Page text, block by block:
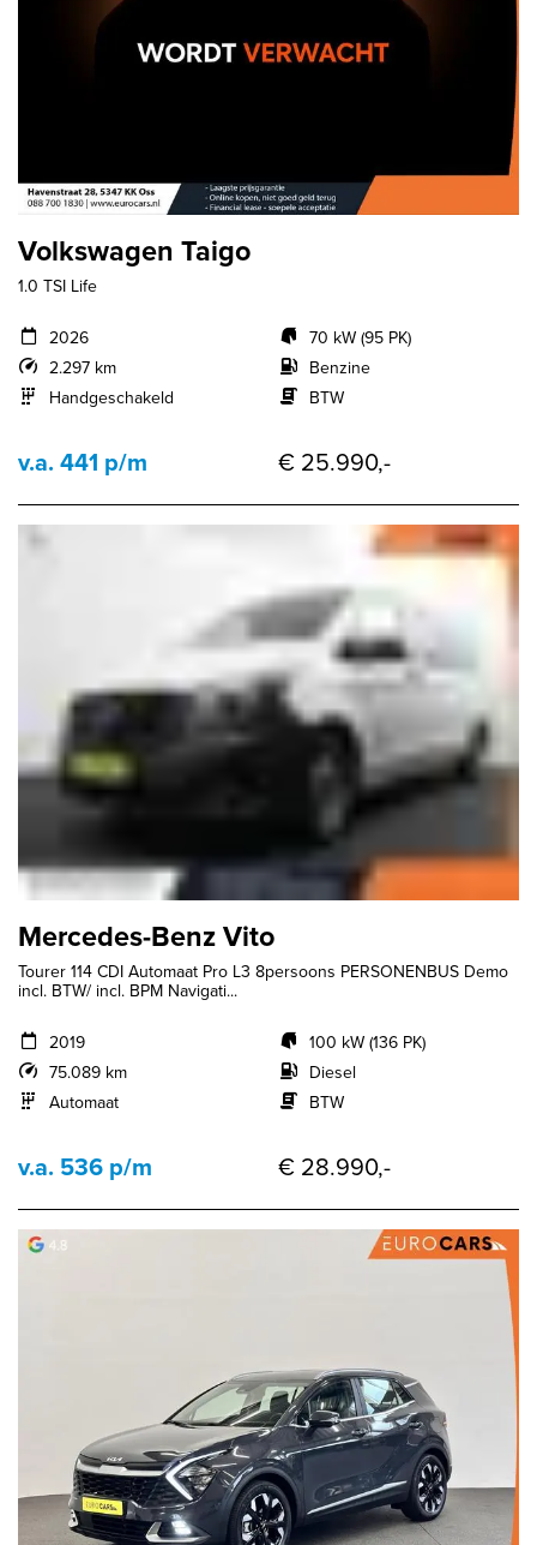
Volkswagen Taigo
1.0 TSI Life
2026
2.297 km
Handgeschakeld
70 kW (95 PK)
Benzine
BTW
v.a. 441 p/m € 25.990,-
Mercedes-Benz Vito
Tourer 114 CDI Automaat Pro L3 8persoons PERSONENBUS Demo
incl. BTW/ incl. BPM Navigati...
2019
75.089 km
Automaat
100 kW (136 PK)
Diesel
BTW
v.a. 536 p/m € 28.990,-